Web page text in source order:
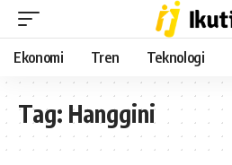
Ekonomi Tren Teknologi
Tag: Hanggini